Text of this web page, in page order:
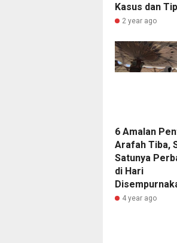
Kasus dan
2 year ago
6 Amalan
Arafah Tiba,
Satunya
di Hari
4 year ago